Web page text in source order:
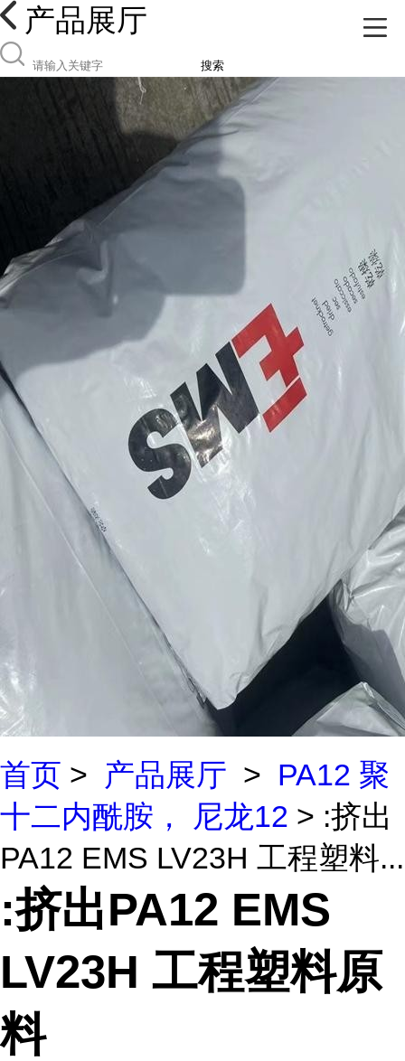
产品展厅
搜索
首页 > 产品展厅 > PA12 聚
十二内酰胺， 尼龙12 > :挤出
PA12 EMS LV23H 工程塑料...
:挤出PA12 EMS
LV23H 工程塑料原
料